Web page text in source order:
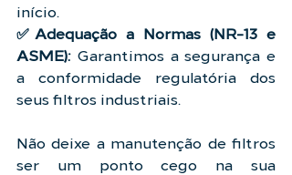
início.
✅Adequação a Normas (NR-13 e
ASME): Garantimos a segurança e
a conformidade regulatória dos
seus filtros industriais.
Não deixe a manutenção de filtros
ser um ponto cego na sua